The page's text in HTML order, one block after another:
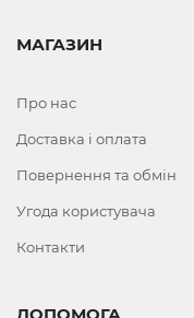
МАГАЗИН
Про нас
Доставка і оплата
Повернення та обмін
Угода користувача
Контакти